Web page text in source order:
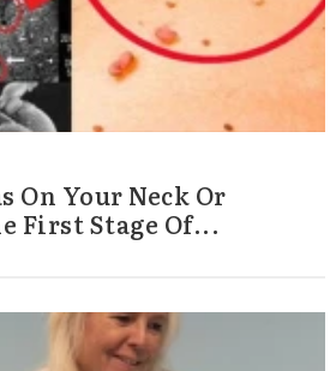
On Your Neck Or
First Stage Of...